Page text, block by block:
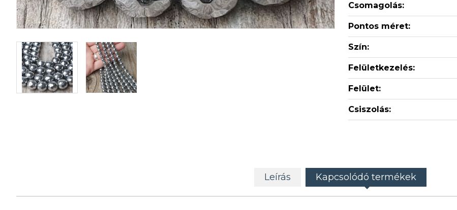
Csomagolás:
Pontos méret:
Szín:
Felületkezelés:
Felület:
Csiszolás:
Leírás Kapcsolódó termékek